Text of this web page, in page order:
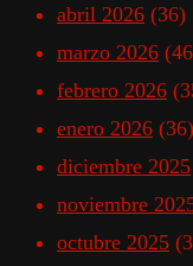
abril 2026 (36)
marzo 2026
febrero 2026
enero 2026 (36)
diciembre 2025
noviembre
octubre 2025